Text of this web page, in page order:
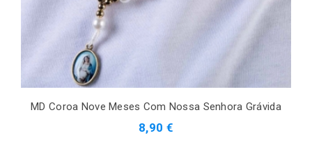
MD Coroa Nove Meses Com Nossa Senhora Grávida
8,90 €